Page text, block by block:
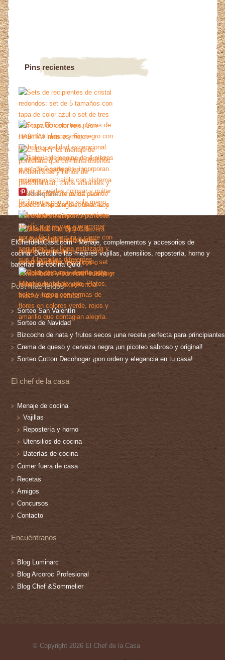
Pins recientes
More Pins
ElChefdelaCasa.com - Menaje, complementos y accesorios de
cocina. Descubre las mejores vajillas, utensilios, repostería, horno y
baterías de cocina Quid.
Post más leídos
Sorteo San Valentín
Sorteo de Navidad
Bizcocho de nata y frutos secos ¡una receta perfecta para
Crema de queso y cerveza negra ¡un picoteo sabroso y original!
Sorteo Cotton Decohogar ¡pon orden y elegancia en tu casa!
El chef de la casa
Menaje de cocina
Vajillas
Repostería y horno
Utensilios de cocina
Baterías de cocina
Comer fuera de casa
Recetas
Amigos
Concursos
Contacto
Encuéntranos
Blog Luminarc
Blog Arcoroc Profesional
Blog Chef &Sommelier
© Copyright 2026 El Chef de la Casa